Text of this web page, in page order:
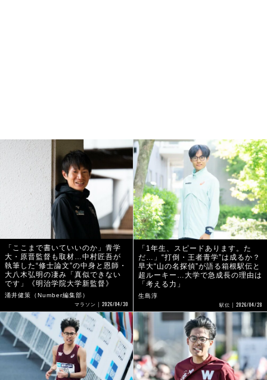
「ここまで書いていいのか」青学
大・原晋監督も取材…中村匠吾が
執筆した“修士論文”の中身と恩師・
大八木弘明の凄み「真似できない
です」《明治学院大学新監督》
涌井健策（Number編集部）
マラソン 2026/04/30
「1年生、スピードあります。た
だ…」“打倒・王者青学”は成るか？
早大“山の名探偵”が語る箱根駅伝と
超ルーキー…大学で急成長の理由は
「考える力」
生島淳
駅伝 2026/04/28